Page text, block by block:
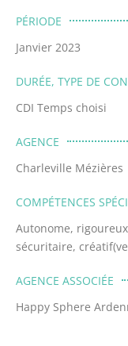
PÉRIODE
Janvier 2023
DURÉE, TYPE DE
CDI Temps choisi
AGENCE
Charleville Mézières
COMPÉTENCES
Autonome,
sécuritaire,
AGENCE ASSOCIÉE
Happy Sphere